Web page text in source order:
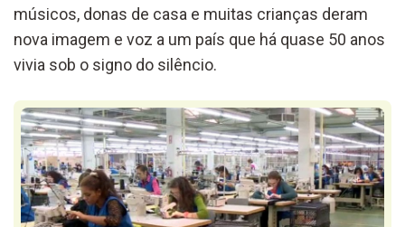
músicos, donas de casa e muitas crianças deram
nova imagem e voz a um país que há quase 50 anos
vivia sob o signo do silêncio.